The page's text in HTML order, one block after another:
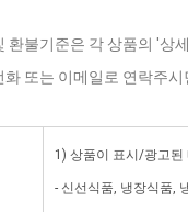
환불기준은 각 상품의 '상
또는 이메일로 연락주
1) 상품이 표시/광고된
- 신선식품, 냉장식품,